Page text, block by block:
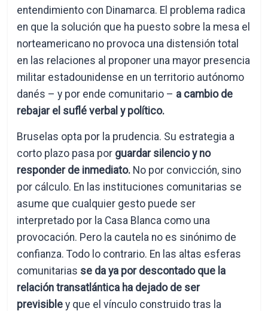
entendimiento con Dinamarca. El problema radica
en que la solución que ha puesto sobre la mesa el
norteamericano no provoca una distensión total
en las relaciones al proponer una mayor presencia
militar estadounidense en un territorio autónomo
danés – y por ende comunitario – a cambio de
rebajar el suflé verbal y político.
Bruselas opta por la prudencia. Su estrategia a
corto plazo pasa por guardar silencio y no
responder de inmediato. No por convicción, sino
por cálculo. En las instituciones comunitarias se
asume que cualquier gesto puede ser
interpretado por la Casa Blanca como una
provocación. Pero la cautela no es sinónimo de
confianza. Todo lo contrario. En las altas esferas
comunitarias se da ya por descontado que la
relación transatlántica ha dejado de ser
previsible y que el vínculo construido tras la